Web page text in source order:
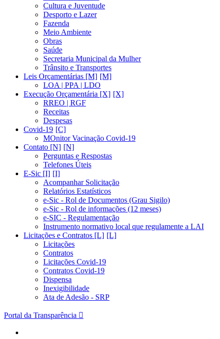
Cultura e Juventude
Desporto e Lazer
Fazenda
Meio Ambiente
Obras
Saúde
Secretaria Municipal da Mulher
Trânsito e Transportes
Leis Orçamentárias [M]
LOA | PPA | LDO
Execução Orçamentária [X]
RREO | RGF
Receitas
Despesas
Covid-19
MOnitor Vacinação Covid-19
Contato [N]
Perguntas e Respostas
Telefones Úteis
E-Sic [I]
Acompanhar Solicitação
Relatórios Estatísticos
e-Sic - Rol de Documentos (Grau Sigilo)
e-Sic - Rol de informações (12 meses)
e-SIC - Regulamentação
Instrumento normativo local que regulamente a LAI
Licitações e Contratos [L]
Licitações
Contratos
Licitações Covid-19
Contratos Covid-19
Dispensa
Inexigibilidade
Ata de Adesão - SRP
Portal da Transparência